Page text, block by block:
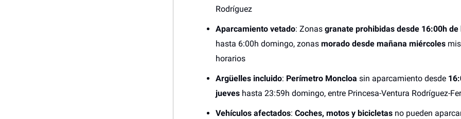
Rodríguez
Aparcamiento vetado: Zonas granate prohibidas desde 16:00h de
hasta 6:00h domingo, zonas morado desde mañana miércoles
horarios
Argüelles incluido: Perímetro Moncloa sin aparcamiento desde
jueves hasta 23:59h domingo, entre Princesa-Ventura Rodríguez-
Vehículos afectados: Coches, motos y bicicletas no pueden